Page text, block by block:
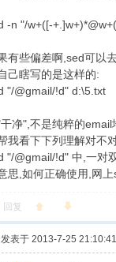
-n "/w+([-
有些偏差啊,sed可以
己瞎写的是这样的:
"/@gmail/!d" d:\5.txt
净",不是纯粹的email
我看下下列理解对不
"/@gmail/!d" 中,一对
思,如何正确使用,网
回复
发表于 2013-7-25 21:10:41